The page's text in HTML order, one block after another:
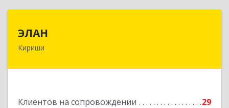
ЭЛАН
Кириши
Клиентов на сопровождении 29
187110, Ленинградская обл, Кириши г, Ленина